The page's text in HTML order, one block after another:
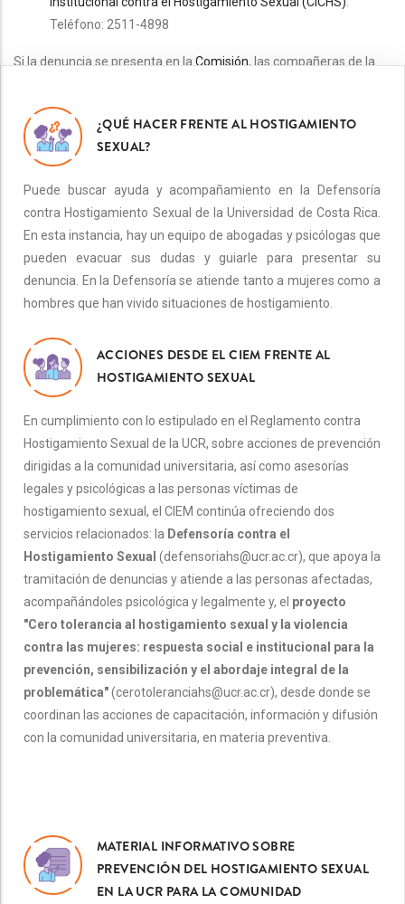
Teléfono: 2511-4898
Si la denuncia se presenta en la Comisión, las compañeras de la
Además se brinda acompañamiento psicológico.
¿QUÉ HACER FRENTE AL HOSTIGAMIENTO
SEXUAL?
Puede buscar ayuda y acompañamiento en la Defensoría
contra Hostigamiento Sexual de la Universidad de Costa Rica.
En esta instancia, hay un equipo de abogadas y psicólogas que
pueden evacuar sus dudas y guiarle para presentar su
denuncia. En la Defensoría se atiende tanto a mujeres como a
hombres que han vivido situaciones de hostigamiento.
ACCIONES DESDE EL CIEM FRENTE AL
HOSTIGAMIENTO SEXUAL
En cumplimiento con lo estipulado en el Reglamento contra
Hostigamiento Sexual de la UCR, sobre acciones de prevención
dirigidas a la comunidad universitaria, así como asesorías
legales y psicológicas a las personas víctimas de
hostigamiento sexual, el CIEM continúa ofreciendo dos
servicios relacionados: la Defensoría contra el
Hostigamiento Sexual (defensoriahs@ucr.ac.cr), que apoya la
tramitación de denuncias y atiende a las personas afectadas,
acompañándoles psicológica y legalmente y, el proyecto
"Cero tolerancia al hostigamiento sexual y la violencia
contra las mujeres: respuesta social e institucional para la
prevención, sensibilización y el abordaje integral de la
problemática"(cerotoleranciahs@ucr.ac.cr), desde donde se
coordinan las acciones de capacitación, información y difusión
con la comunidad universitaria, en materia preventiva.
MATERIAL INFORMATIVO SOBRE
PREVENCIÓN DEL HOSTIGAMIENTO SEXUAL
EN LA UCR PARA LA COMUNIDAD